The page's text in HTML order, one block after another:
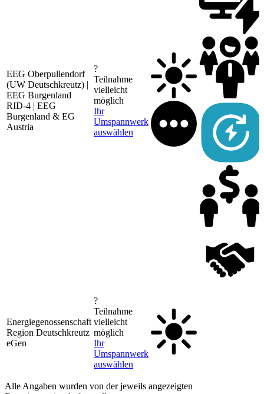
EEG Oberpullendorf
(UW Deutschkreutz) |
EEG Burgenland
RID-4 | EEG
Burgenland & EG
Austria
?
Teilnahme
vielleicht
möglich
Ihr
Umspannwerk
auswählen
Energiegenossenschaft
Region Deutschkreutz
eGen
?
Teilnahme
vielleicht
möglich
Ihr
Umspannwerk
auswählen
Alle Angaben wurden von der jeweils angezeigten